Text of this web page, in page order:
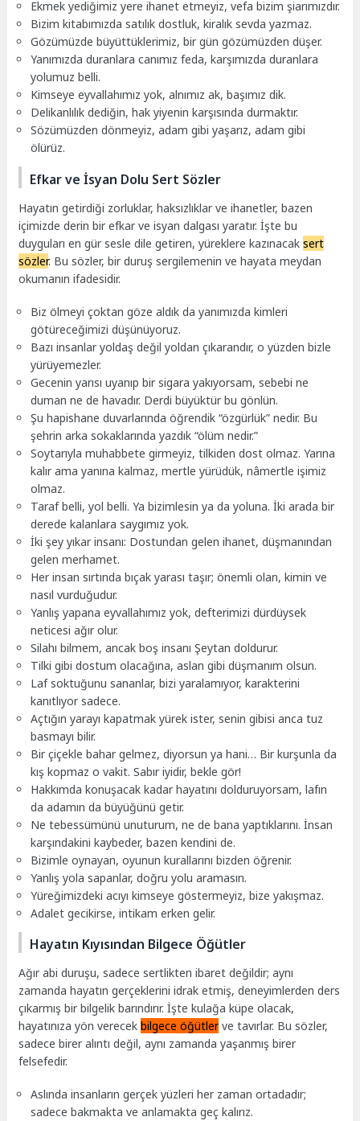
Ekmek yediğimiz yere ihanet etmeyiz, vefa bizim şiarımızdır.
Bizim kitabımızda satılık dostluk, kiralık sevda yazmaz.
Gözümüzde büyüttüklerimiz, bir gün gözümüzden düşer.
Yanımızda duranlara canımız feda, karşımızda duranlara
yolumuz belli.
Kimseye eyvallahımız yok, alnımız ak, başımız dik.
Delikanlılık dediğin, hak yiyenin karşısında durmaktır.
Sözümüzden dönmeyiz, adam gibi yaşarız, adam gibi
ölürüz.
Efkar ve İsyan Dolu Sert Sözler
Hayatın getirdiği zorluklar, haksızlıklar ve ihanetler, bazen
içimizde derin bir efkar ve isyan dalgası yaratır. İşte bu
duyguları en gür sesle dile getiren, yüreklere kazınacaksert
sözler. Bu sözler, bir duruş sergilemenin ve hayata meydan
okumanın ifadesidir.
Biz ölmeyi çoktan göze aldık da yanımızda kimleri
götüreceğimizi düşünüyoruz.
Bazı insanlar yoldaş değil yoldan çıkarandır, o yüzden bizle
yürüyemezler.
Gecenin yarısı uyanıp bir sigara yakıyorsam, sebebi ne
duman ne de havadır. Derdi büyüktür bu gönlün.
Şu hapishane duvarlarında öğrendik “özgürlük” nedir. Bu
şehrin arka sokaklarında yazdık “ölüm nedir.”
Soytarıyla muhabbete girmeyiz, tilkiden dost olmaz. Yarına
kalır ama yanına kalmaz, mertle yürüdük, nâmertle işimiz
olmaz.
Taraf belli, yol belli. Ya bizimlesin ya da yoluna. İki arada bir
derede kalanlara saygımız yok.
İki şey yıkar insanı: Dostundan gelen ihanet, düşmanından
gelen merhamet.
Her insan sırtında bıçak yarası taşır; önemli olan, kimin ve
nasıl vurduğudur.
Yanlış yapana eyvallahımız yok, defterimizi dürdüysek
neticesi ağır olur.
Silahı bilmem, ancak boş insanı Şeytan doldurur.
Tilki gibi dostum olacağına, aslan gibi düşmanım olsun.
Laf soktuğunu sananlar, bizi yaralamıyor, karakterini
kanıtlıyor sadece.
Açtığın yarayı kapatmak yürek ister, senin gibisi anca tuz
basmayı bilir.
Bir çiçekle bahar gelmez, diyorsun ya hani… Bir kurşunla da
kış kopmaz o vakit. Sabır iyidir, bekle gör!
Hakkımda konuşacak kadar hayatını dolduruyorsam, lafın
da adamın da büyüğünü getir.
Ne tebessümünü unuturum, ne de bana yaptıklarını. İnsan
karşındakini kaybeder, bazen kendini de.
Bizimle oynayan, oyunun kurallarını bizden öğrenir.
Yanlış yola sapanlar, doğru yolu aramasın.
Yüreğimizdeki acıyı kimseye göstermeyiz, bize yakışmaz.
Adalet gecikirse, intikam erken gelir.
Hayatın Kıyısından Bilgece Öğütler
Ağır abi duruşu, sadece sertlikten ibaret değildir; aynı
zamanda hayatın gerçeklerini idrak etmiş, deneyimlerden ders
çıkarmış bir bilgelik barındırır. İşte kulağa küpe olacak,
hayatınıza yön verecekbilgece öğütlerve tavırlar. Bu sözler,
sadece birer alıntı değil, aynı zamanda yaşanmış birer
felsefedir.
Aslında insanların gerçek yüzleri her zaman ortadadır;
sadece bakmakta ve anlamakta geç kalırız.